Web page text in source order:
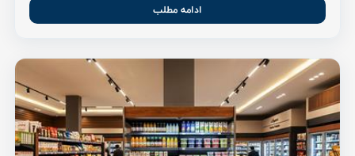
ادامه مطلب